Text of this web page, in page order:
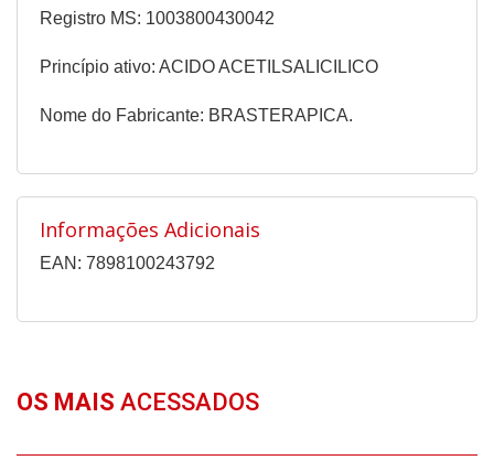
Registro MS: 1003800430042
Princípio ativo: ACIDO ACETILSALICILICO
Nome do Fabricante: BRASTERAPICA.
Informações Adicionais
EAN: 7898100243792
OS MAIS ACESSADOS